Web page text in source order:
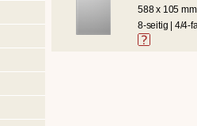
588 x 105 mm
8-seitig | 4/4-